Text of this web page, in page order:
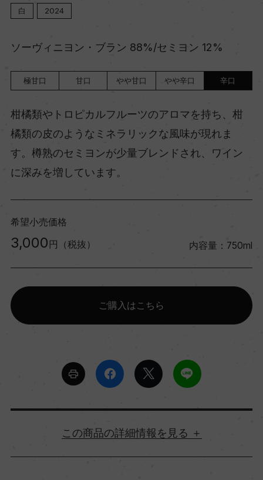
白 2024
ソーヴィニヨン・ブラン 88%/セミヨン 12%
極甘口 甘口 やや甘口 やや辛口 辛口
柑橘類やトロピカルフルーツのアロマを持ち、柑
橘類の皮のようなミネラリックな風味が現れま
す。樽熟のセミヨンが少量ブレンドされ、ワイン
に深みを増しています。
希望小売価格
3,000 円（税抜） 内容量：750ml
ご購入はこちら
詳細情報